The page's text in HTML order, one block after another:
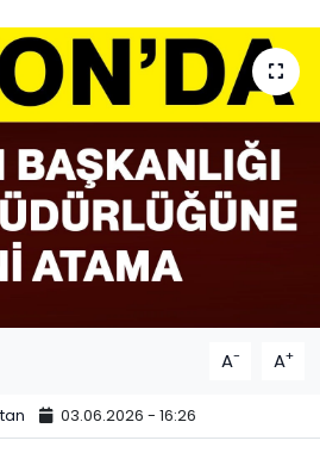
A- A+
03.06.2026 - 16:26